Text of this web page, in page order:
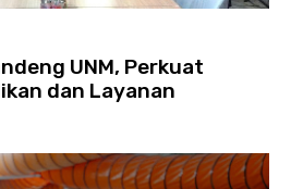
UNM, Perkuat
dan Layanan